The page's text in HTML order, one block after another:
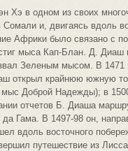
Хэ в одном из своих
и, двигаясь вдоль
Африки было связано с
мыса Кап-Блан. Д. Диаш
Зеленым мысом. В 1471
открыл крайнюю южную
Доброй Надежды); в
отчетов Б. Диаша
да Гама. В 1497-98 он,
вдоль восточного
путешествие из